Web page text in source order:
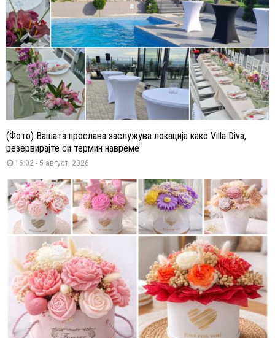
(Фото) Вашата прослава заслужува локација како Villa Diva,
резервирајте си термин навреме
16:02 - 5 август, 2026